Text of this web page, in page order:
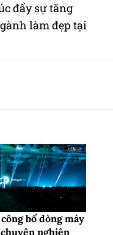
đẩy sự tăng
làm đẹp tại
bố dòng máy
nghiệp